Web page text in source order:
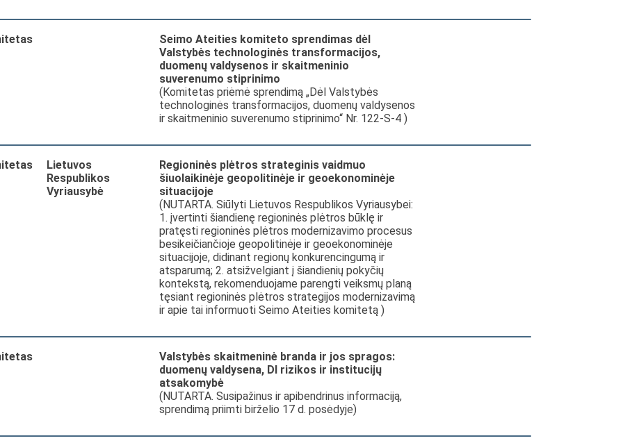
Seimo Ateities komiteto sprendimas dėl
Valstybės technologinės transformacijos,
duomenų valdysenos ir skaitmeninio
suverenumo stiprinimo
(Komitetas priėmė sprendimą „Dėl Valstybės
technologinės transformacijos, duomenų valdysenos
ir skaitmeninio suverenumo stiprinimo“ Nr. 122-S-4 )
Lietuvos
Respublikos
Vyriausybė
Regioninės plėtros strateginis vaidmuo
šiuolaikinėje geopolitinėje ir geoekonominėje
situacijoje
(NUTARTA. Siūlyti Lietuvos Respublikos Vyriausybei:
1. įvertinti šiandienę regioninės plėtros būklę ir
pratęsti regioninės plėtros modernizavimo procesus
besikeičiančioje geopolitinėje ir geoekonominėje
situacijoje, didinant regionų konkurencingumą ir
atsparumą; 2. atsižvelgiant į šiandienių pokyčių
kontekstą, rekomenduojame parengti veiksmų planą
tęsiant regioninės plėtros strategijos modernizavimą
ir apie tai informuoti Seimo Ateities komitetą )
Valstybės skaitmeninė branda ir jos spragos:
duomenų valdysena, DI rizikos ir institucijų
atsakomybė
(NUTARTA. Susipažinus ir apibendrinus informaciją,
sprendimą priimti birželio 17 d. posėdyje)